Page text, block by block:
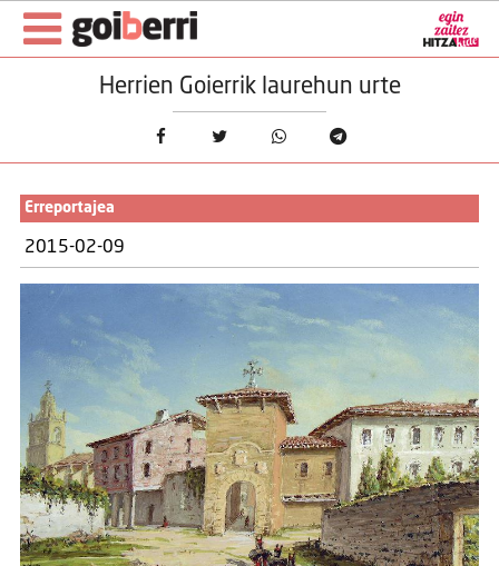
Herrien Goierrik laurehun urte
Erreportajea
2015-02-09